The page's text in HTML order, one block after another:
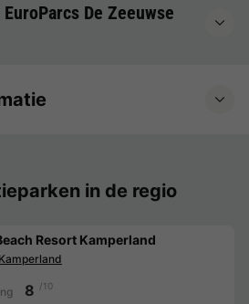
De Zeeuwse
in de regio
Resort Kamperland
8 /10